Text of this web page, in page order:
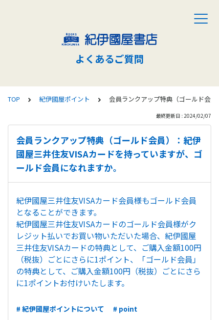
よくあるご質問
TOP 紀伊國屋ポイント 会員ランクアップ特典（ゴールド会
最終更新日 : 2024/02/07
会員ランクアップ特典（ゴールド会員）：紀伊
國屋三井住友VISAカードを持っていますが、ゴ
ールド会員になれますか。
紀伊國屋三井住友VISAカード会員様もゴールド会員
となることができます。
紀伊國屋三井住友VISAカードのゴールド会員様がク
レジット払いでお買い物いただいた場合、紀伊國屋
三井住友VISAカードの特典として、ご購入金額100円
（税抜）ごとにさらに1ポイント、「ゴールド会員」
の特典として、ご購入金額100円（税抜）ごとにさら
に1ポイントお付けいたします。
# 紀伊國屋ポイントについて # point